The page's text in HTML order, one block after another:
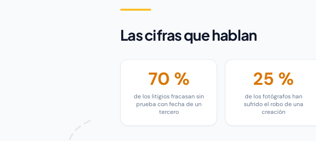
Las cifras que hablan
70 %
de los litigios fracasan sin
prueba con fecha de un
tercero
25 %
de los fotógrafos han
sufrido el robo de una
creación